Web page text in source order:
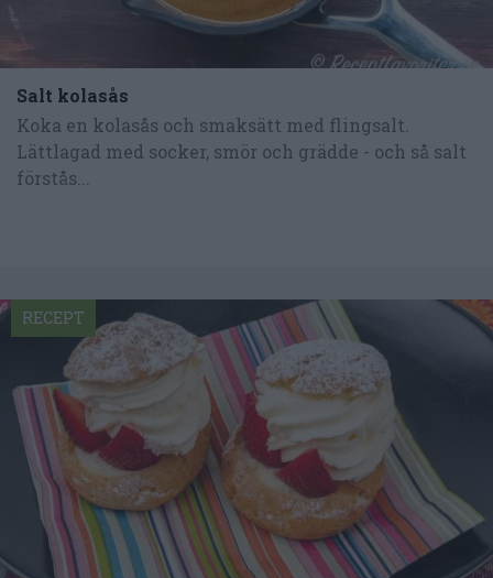
Salt kolasås
Koka en kolasås och smaksätt med flingsalt.
Lättlagad med socker, smör och grädde - och så salt
förstås...
RECEPT